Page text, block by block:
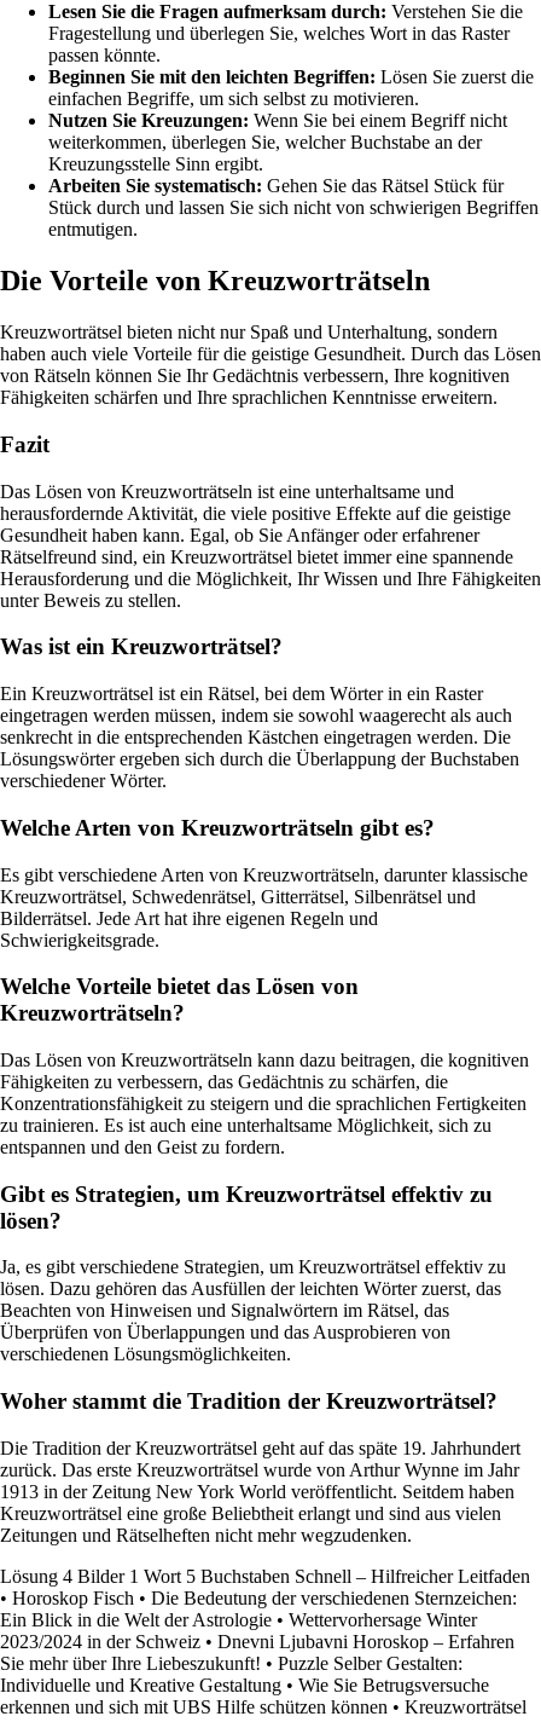
Lesen Sie die Fragen aufmerksam durch: Verstehen Sie die
Fragestellung und überlegen Sie, welches Wort in das Raster
passen könnte.
Beginnen Sie mit den leichten Begriffen: Lösen Sie zuerst die
einfachen Begriffe, um sich selbst zu motivieren.
Nutzen Sie Kreuzungen: Wenn Sie bei einem Begriff nicht
weiterkommen, überlegen Sie, welcher Buchstabe an der
Kreuzungsstelle Sinn ergibt.
Arbeiten Sie systematisch: Gehen Sie das Rätsel Stück für
Stück durch und lassen Sie sich nicht von schwierigen Begriffen
entmutigen.
Die Vorteile von Kreuzworträtseln
Kreuzworträtsel bieten nicht nur Spaß und Unterhaltung, sondern
haben auch viele Vorteile für die geistige Gesundheit. Durch das Lösen
von Rätseln können Sie Ihr Gedächtnis verbessern, Ihre kognitiven
Fähigkeiten schärfen und Ihre sprachlichen Kenntnisse erweitern.
Fazit
Das Lösen von Kreuzworträtseln ist eine unterhaltsame und
herausfordernde Aktivität, die viele positive Effekte auf die geistige
Gesundheit haben kann. Egal, ob Sie Anfänger oder erfahrener
Rätselfreund sind, ein Kreuzworträtsel bietet immer eine spannende
Herausforderung und die Möglichkeit, Ihr Wissen und Ihre Fähigkeiten
unter Beweis zu stellen.
Was ist ein Kreuzworträtsel?
Ein Kreuzworträtsel ist ein Rätsel, bei dem Wörter in ein Raster
eingetragen werden müssen, indem sie sowohl waagerecht als auch
senkrecht in die entsprechenden Kästchen eingetragen werden. Die
Lösungswörter ergeben sich durch die Überlappung der Buchstaben
verschiedener Wörter.
Welche Arten von Kreuzworträtseln gibt es?
Es gibt verschiedene Arten von Kreuzworträtseln, darunter klassische
Kreuzworträtsel, Schwedenrätsel, Gitterrätsel, Silbenrätsel und
Bilderrätsel. Jede Art hat ihre eigenen Regeln und
Schwierigkeitsgrade.
Welche Vorteile bietet das Lösen von
Kreuzworträtseln?
Das Lösen von Kreuzworträtseln kann dazu beitragen, die kognitiven
Fähigkeiten zu verbessern, das Gedächtnis zu schärfen, die
Konzentrationsfähigkeit zu steigern und die sprachlichen Fertigkeiten
zu trainieren. Es ist auch eine unterhaltsame Möglichkeit, sich zu
entspannen und den Geist zu fordern.
Gibt es Strategien, um Kreuzworträtsel effektiv zu
lösen?
Ja, es gibt verschiedene Strategien, um Kreuzworträtsel effektiv zu
lösen. Dazu gehören das Ausfüllen der leichten Wörter zuerst, das
Beachten von Hinweisen und Signalwörtern im Rätsel, das
Überprüfen von Überlappungen und das Ausprobieren von
verschiedenen Lösungsmöglichkeiten.
Woher stammt die Tradition der Kreuzworträtsel?
Die Tradition der Kreuzworträtsel geht auf das späte 19. Jahrhundert
zurück. Das erste Kreuzworträtsel wurde von Arthur Wynne im Jahr
1913 in der Zeitung New York World veröffentlicht. Seitdem haben
Kreuzworträtsel eine große Beliebtheit erlangt und sind aus vielen
Zeitungen und Rätselheften nicht mehr wegzudenken.
Lösung 4 Bilder 1 Wort 5 Buchstaben Schnell – Hilfreicher Leitfaden
• Horoskop Fisch • Die Bedeutung der verschiedenen Sternzeichen:
Ein Blick in die Welt der Astrologie • Wettervorhersage Winter
2023/2024 in der Schweiz • Dnevni Ljubavni Horoskop – Erfahren
Sie mehr über Ihre Liebeszukunft! • Puzzle Selber Gestalten:
Individuelle und Kreative Gestaltung • Wie Sie Betrugsversuche
erkennen und sich mit UBS Hilfe schützen können • Kreuzworträtsel